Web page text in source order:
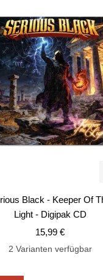
Black - Keeper Of
Light - Digipak CD
Angebotspreis
15,99 €
2 Varianten verfügbar